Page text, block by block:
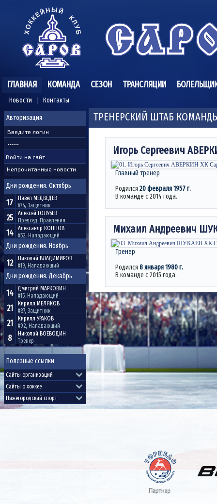
ГЛАВНАЯ
Новости Контакты
КОМАНДА СЕЗОН ТРАНСЛЯЦИИ
Авторизация
Непрочитанные новости
Дни рождения. Октябрь
17 Павел МЕДВЕДЕВ
#74, Защитник
25 Алексей ГОЛУБЕВ
Председ. Правления
14 Александр КОННОВ
#52, Нападающий
Дни рождения. Ноябрь
12 Николай ВЛАДИМИРОВ
#19, Нападающий
Дни рождения. Декабрь
14 Дмитрий МАРКОВИН
#15, Нападающий
21 Кирилл МЕЛЯКОВ
#87, Защитник
21 Кирилл УРАКОВ
#92, Нападающий
8 Николай ВОЕВОДИН
Тренер
Полезные ссылки
ТРЕНЕРСКИЙ ШТАБ
Игорь Сергеевич
Главный тренер
Родился 20 февраля 1957 г.
В команде с 2014 года.
Михаил Андреевич
Тренер
Родился 8 января 1980 г.
В команде с 2015 года.